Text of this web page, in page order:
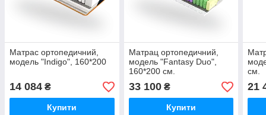
Матрас ортопедичний,
модель "Indigo", 160*200
14 084 ₴
Купити
Матрац ортопедичний,
модель "Fantasy Duo",
160*200 см.
33 100₴
Купити
см.
21